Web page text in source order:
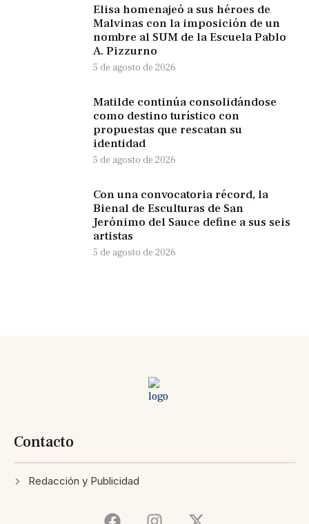
Elisa homenajeó a sus héroes de
Malvinas con la imposición de un
nombre al SUM de la Escuela Pablo
A. Pizzurno
5 de agosto de 2026
Matilde continúa consolidándose
como destino turístico con
propuestas que rescatan su
identidad
5 de agosto de 2026
Con una convocatoria récord, la
Bienal de Esculturas de San
Jerónimo del Sauce define a sus seis
artistas
5 de agosto de 2026
Contacto
Redacción y Publicidad